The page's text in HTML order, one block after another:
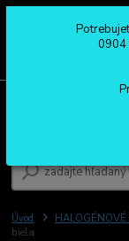
0904 963 527
Po - Pia: 08:00 - 16:00
Úvod HALOGÉNOVÉ
biela
0904